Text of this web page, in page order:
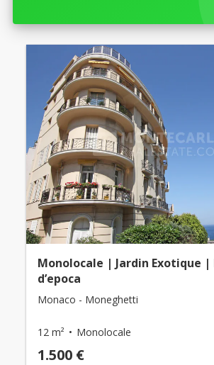
Monolocale | Jardin Exotique |
d’epoca
Monaco - Moneghetti
12 m² Monolocale
1.500 €